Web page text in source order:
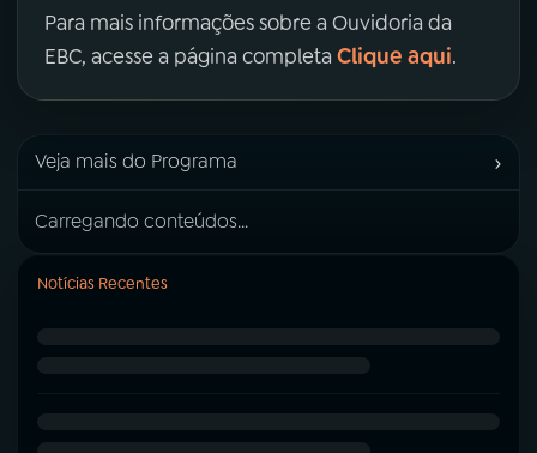
Para mais informações sobre a Ouvidoria da
EBC, acesse a página completa Clique aqui.
Veja mais do Programa ›
Carregando conteúdos...
Notícias Recentes